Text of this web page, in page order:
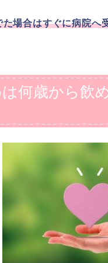
場合はすぐに病院へ
何歳から飲